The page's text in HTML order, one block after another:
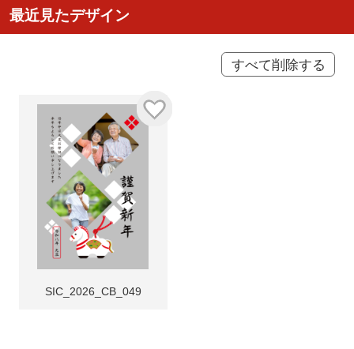
最近見たデザイン
すべて削除する
SIC_2026_CB_049